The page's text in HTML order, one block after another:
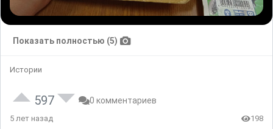
Показать полностью (5)
Истории
597 0 комментариев
5 лет назад 198